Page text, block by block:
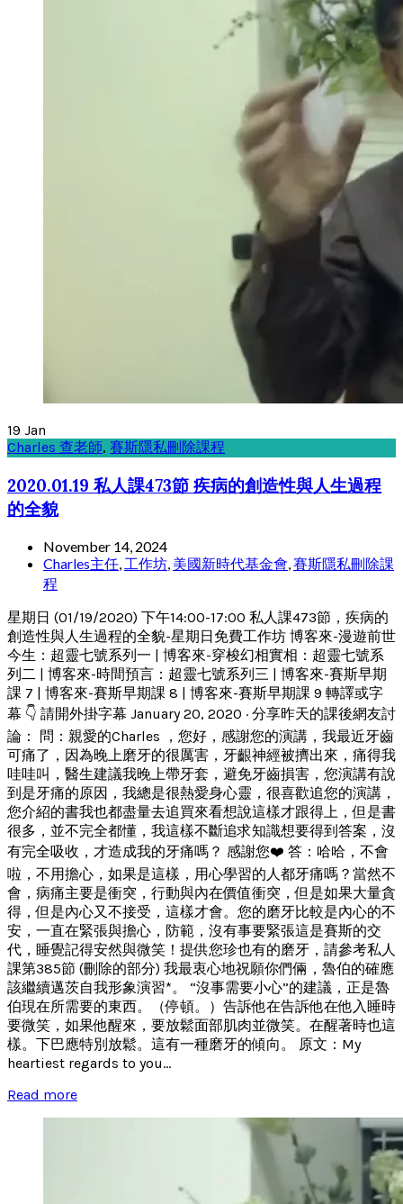
19 Jan
Charles 查老師, 賽斯隱私刪除課程
2020.01.19 私人課473節 疾病的創造性與人生過程
的全貌
November 14, 2024
Charles主任, 工作坊, 美國新時代基金會,賽斯隱私刪除課
程
星期日 (01/19/2020) 下午14:00-17:00 私人課473節，疾病的
創造性與人生過程的全貌-星期日免費工作坊 博客來-漫遊前世
今生：超靈七號系列一 | 博客來-穿梭幻相實相：超靈七號系
列二 | 博客來-時間預言：超靈七號系列三 | 博客來-賽斯早期
課 7 | 博客來-賽斯早期課 8 | 博客來-賽斯早期課 9 轉譯或字
幕 👇 請開外掛字幕 January 20, 2020 · 分享昨天的課後網友討
論： 問：親愛的Charles ，您好，感謝您的演講，我最近牙齒
可痛了，因為晚上磨牙的很厲害，牙齦神經被擠出來，痛得我
哇哇叫，醫生建議我晚上帶牙套，避免牙齒損害，您演講有說
到是牙痛的原因，我總是很熱愛身心靈，很喜歡追您的演講，
您介紹的書我也都盡量去追買來看想說這樣才跟得上，但是書
很多，並不完全都懂，我這樣不斷追求知識想要得到答案，沒
有完全吸收，才造成我的牙痛嗎？ 感謝您❤️ 答：哈哈，不會
啦，不用擔心，如果是這樣，用心學習的人都牙痛嗎？當然不
會，病痛主要是衝突，行動與內在價值衝突，但是如果大量貪
得，但是內心又不接受，這樣才會。您的磨牙比較是內心的不
安，一直在緊張與擔心，防範，沒有事要緊張這是賽斯的交
代，睡覺記得安然與微笑！提供您珍也有的磨牙，請參考私人
課第385節 (刪除的部分) 我最衷心地祝願你們倆，魯伯的確應
該繼續邁茨自我形象演習*。 “沒事需要小心”的建議，正是魯
伯現在所需要的東西。（停頓。）告訴他在告訴他在他入睡時
要微笑，如果他醒來，要放鬆面部肌肉並微笑。在醒著時也這
樣。下巴應特別放鬆。這有一種磨牙的傾向。 原文：My
heartiest regards to you...
Read more